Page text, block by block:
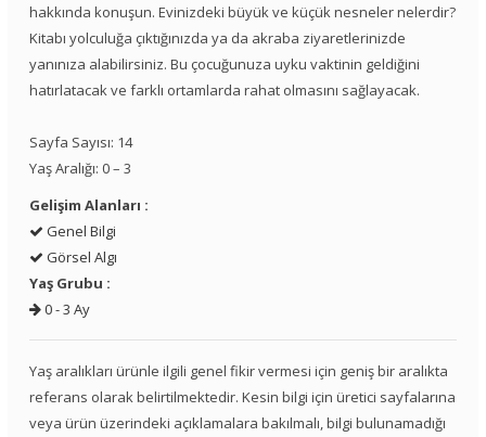
hakkında konuşun. Evinizdeki büyük ve küçük nesneler nelerdir?
Kitabı yolculuğa çıktığınızda ya da akraba ziyaretlerinizde
yanınıza alabilirsiniz. Bu çocuğunuza uyku vaktinin geldiğini
hatırlatacak ve farklı ortamlarda rahat olmasını sağlayacak.
Sayfa Sayısı: 14
Yaş Aralığı: 0 – 3
Gelişim Alanları :
Genel Bilgi
Görsel Algı
Yaş Grubu :
0 - 3 Ay
Yaş aralıkları ürünle ilgili genel fikir vermesi için geniş bir aralıkta
referans olarak belirtilmektedir. Kesin bilgi için üretici sayfalarına
veya ürün üzerindeki açıklamalara bakılmalı, bilgi bulunamadığı